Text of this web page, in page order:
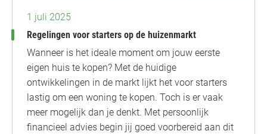
1 juli 2025
Regelingen voor starters op de huizenmarkt
Wanneer is het ideale moment om jouw eerste
eigen huis te kopen? Met de huidige
ontwikkelingen in de markt lijkt het voor starters
lastig om een woning te kopen. Toch is er vaak
meer mogelijk dan je denkt. Met persoonlijk
financieel advies begin jij goed voorbereid aan dit